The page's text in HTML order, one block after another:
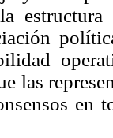
estructura
las
en